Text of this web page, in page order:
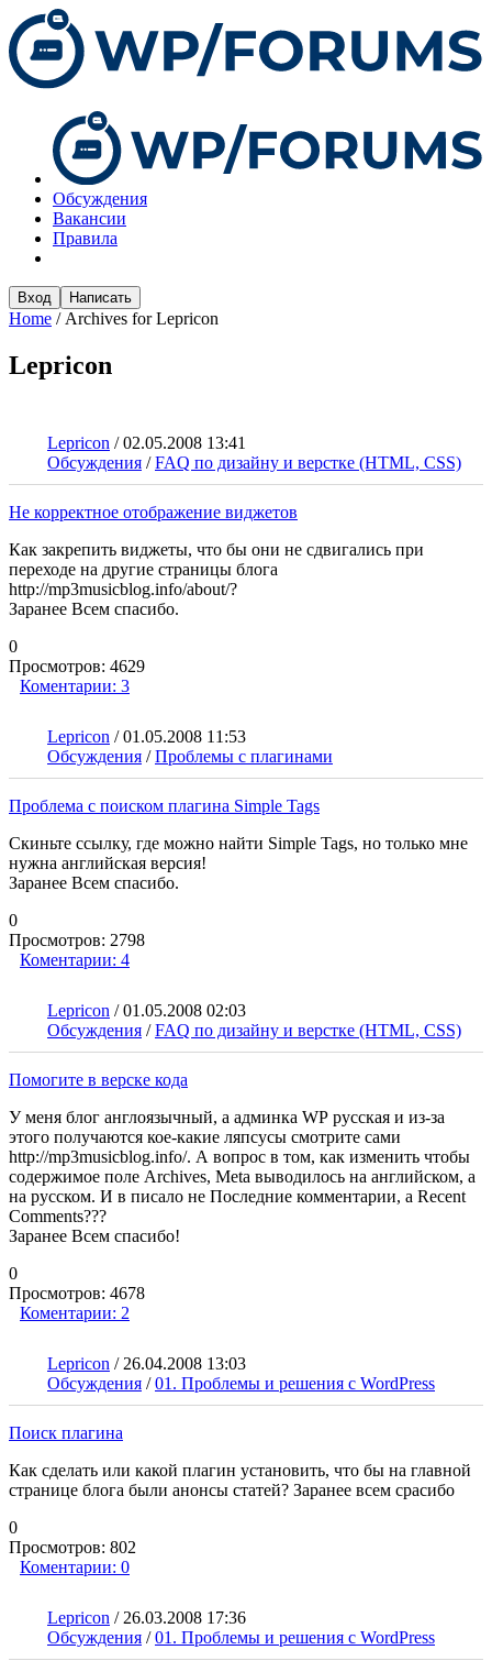
Обсуждения
Вакансии
Правила
Вход Написать
Home / Archives for Lepricon
Lepricon
Lepricon /02.05.2008 13:41
Обсуждения /FAQ по дизайну и верстке (HTML, CSS)
Не корректное отображение виджетов
Как закрепить виджеты, что бы они не сдвигались при
переходе на другие страницы блога
http://mp3musicblog.info/about/?
Заранее Всем спасибо.
0
Просмотров: 4629
Коментарии: 3
Lepricon /01.05.2008 11:53
Обсуждения /Проблемы с плагинами
Проблема с поиском плагина Simple Tags
Скиньте ссылку, где можно найти Simple Tags, но только мне
нужна английская версия!
Заранее Всем спасибо.
0
Просмотров: 2798
Коментарии: 4
Lepricon /01.05.2008 02:03
Обсуждения /FAQ по дизайну и верстке (HTML, CSS)
Помогите в верске кода
У меня блог англоязычный, а админка WP русская и из-за
этого получаются кое-какие ляпсусы смотрите сами
http://mp3musicblog.info/. А вопрос в том, как изменить чтобы
содержимое поле Archives, Meta выводилось на английском, а
на русском. И в писало не Последние комментарии, а Recent
Comments???
Заранее Всем спасибо!
0
Просмотров: 4678
Коментарии: 2
Lepricon / 26.04.2008 13:03
Обсуждения /01. Проблемы и решения с WordPress
Поиск плагина
Как сделать или какой плагин установить, что бы на главной
странице блога были анонсы статей? Заранее всем срасибо
0
Просмотров: 802
Коментарии: 0
Lepricon / 26.03.2008 17:36
Обсуждения /01. Проблемы и решения с WordPress